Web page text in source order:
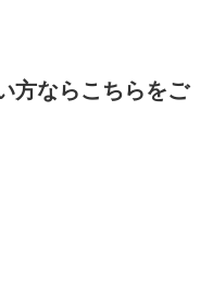
方ならこちらをご